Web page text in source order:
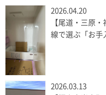
2026.04.20
【尾道・三原
線で選ぶ「お手
2026.03.13